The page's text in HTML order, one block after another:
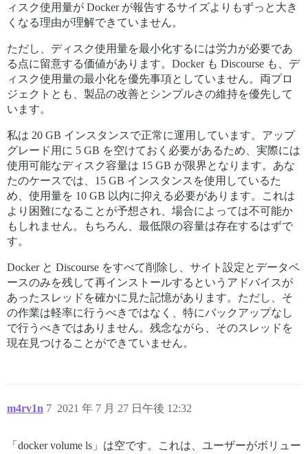
ィスク使用量が Docker が報告するサイズよりもずっと大き
くなる理由が理解できていません。
ただし、ディスク使用量を最小化するには労力が必要であ
る点に留意する価値があります。Docker も Discourse も、デ
ィスク使用量の最小化を優先事項としていません。両プロ
ジェクトとも、製品の改善とシンプルさの維持を優先して
います。
私は 20 GB インスタンスで正常に運用しています。アップ
グレード用に 5 GB を空けておく必要があるため、実際には
使用可能なディスク容量は 15 GB が限界となります。あな
たのケースでは、15 GB インスタンスを使用しているた
め、使用量を 10 GB 以内に抑える必要があります。これは
より困難になることが予想され、場合によっては不可能か
もしれません。もちろん、最低限の容量は存在するはずで
す。
Docker と Discourse をすべて削除し、サイト設定とデータベ
ースのみを残して再インストールするというアドバイスが
あったスレッドを確かに見た記憶があります。ただし、そ
の作業は軽率に行うべきではなく、特にバックアップなし
で行うべきではありません。残念ながら、そのスレッドを
現在見つけることができていません。
m4rv1n 2021 年 7 月 27 日午後 12:32
7
「docker volume ls」は空です。これは、ユーザーがボリュー